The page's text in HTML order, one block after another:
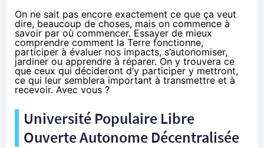
On ne sait pas encore exactement ce que ça veut
dire, beaucoup de choses, mais on commence à
savoir par où commencer. Essayer de mieux
comprendre comment la Terre fonctionne,
participer à évaluer nos impacts, s’autonomiser,
jardiner ou apprendre à réparer. On y trouvera ce
que ceux qui décideront d’y participer y mettront,
ce qui leur semblera important à transmettre et à
recevoir. Avec vous ?
Université Populaire Libre
Ouverte Autonome Décentralisée